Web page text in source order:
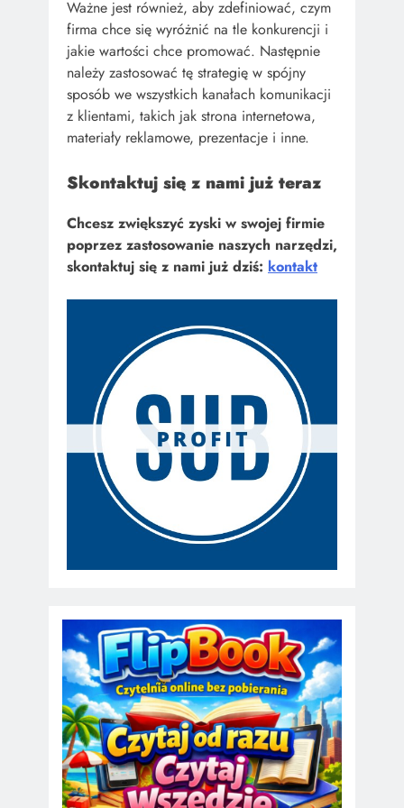
Ważne jest również, aby zdefiniować, czym
firma chce się wyróżnić na tle konkurencji i
jakie wartości chce promować. Następnie
należy zastosować tę strategię w spójny
sposób we wszystkich kanałach komunikacji
z klientami, takich jak strona internetowa,
materiały reklamowe, prezentacje i inne.
Skontaktuj się z nami już teraz
Chcesz zwiększyć zyski w swojej firmie
poprzez zastosowanie naszych narzędzi,
skontaktuj się z nami już dziś: kontakt